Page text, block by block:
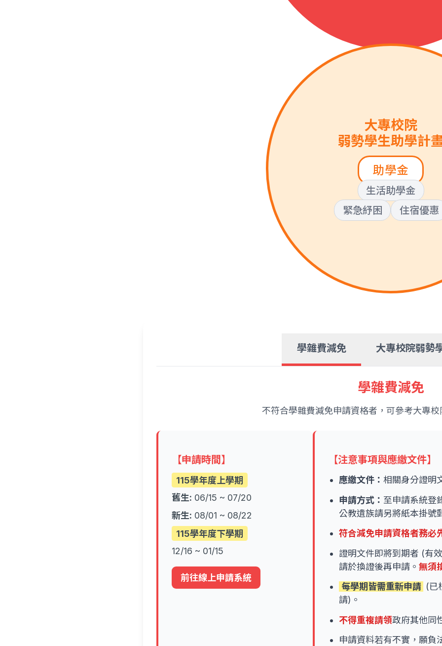
大專校院
弱勢學生助學計
助學金
生活助學金
緊急紓困
住宿優惠
學雜費減免 大專校院弱勢
學雜費減免
不符合學雜費減免申請資格者，可參考大專
【申請時間】
115學年度上學期
舊生: 06/15 ~ 07/20
新生: 08/01 ~ 08/22
115學年度下學期
12/16 ~ 01/15
前往線上申請系統
【注意事項與應繳文件】
應繳文件：相關身分證明
申請方式： 至申請系統登
公教遺族請另將紙本掛號
符合減免申請資格者務必
證明文件即將到期者 (有
請於換證後再申請。無須
每學期皆需重新申請 (已
請)。
不得重複請領政府其他同
申請資料若有不實，願負